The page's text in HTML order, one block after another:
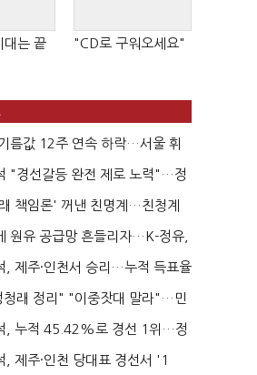
대는 끝
"CD로 구워오세요"
름값 12주 연속 하락…서울 휘
1909원...
"경선갈등 완전 제로 노력"…정
반명 공세 사...
책임론' 꺼낸 친명계…친청계
투표 때리기...
원유 공급망 흔들리자…K-정유,
안보 핵심...
, 제주·인천서 승리…누적 득표율
환'(종합)...
청래 정리" "이중잣대 말라"…민
위원 계파 다...
, 누적 45.42%로 경선 1위…정
격차 0.86%p(...
, 제주·인천 당대표 경선서 '1